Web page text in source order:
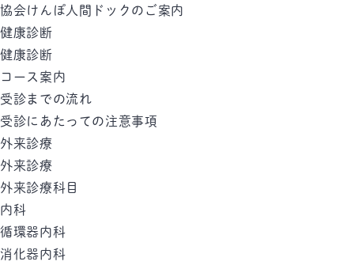
協会けんぽ人間ドックのご案内
健康診断
健康診断
コース案内
受診までの流れ
受診にあたっての注意事項
外来診療
外来診療
外来診療科目
内科
循環器内科
消化器内科